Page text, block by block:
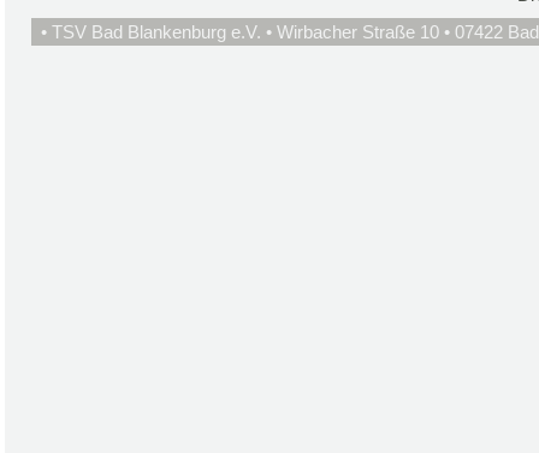
• TSV Bad Blankenburg e.V. • Wirbacher Straße 10 • 07422